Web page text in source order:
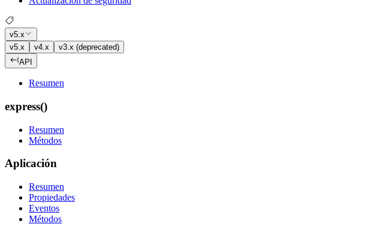
v5.x
v5.x
v4.x
v3.x (deprecated)
API
Resumen
express()
Resumen
Métodos
Aplicación
Resumen
Propiedades
Eventos
Métodos